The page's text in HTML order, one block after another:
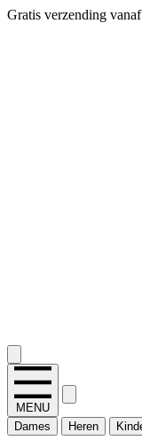
Gratis verzending
MENU
Dames
Heren